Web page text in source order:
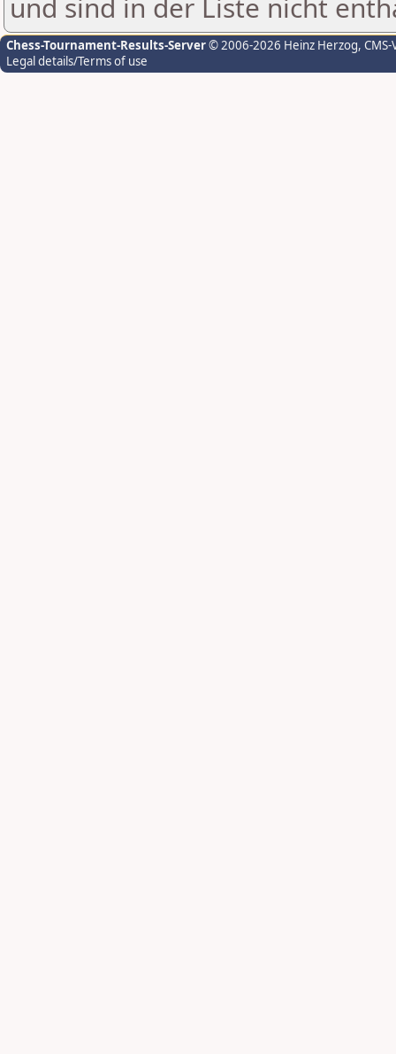
und sind in der Liste nicht
Chess-Tournament-Results-Server© 2006-2026 Heinz Herzog,
Legal details/Terms of use